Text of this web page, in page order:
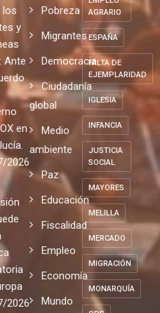
los
y
Ante
en
2026
2026
Pobreza
Migrantes
Democracia
Ciudadanía
global
Medio
ambiente
Paz
Educación
Fiscalidad
Empleo
Economía
Mundo
AGRARIO
ESPAÑA
FALTA DE
EJEMPLARIDAD
IGLESIA
INFANCIA
JUSTICIA
SOCIAL
MAYORES
MELILLA
MERCADO
MIGRACIÓN
MONARQUÍA